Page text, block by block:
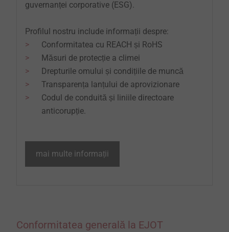
guvernanței corporative (ESG).
Profilul nostru include informații despre:
Conformitatea cu REACH și RoHS
Măsuri de protecție a climei
Drepturile omului și condițiile de muncă
Transparența lanțului de aprovizionare
Codul de conduită și liniile directoare
anticorupție.
mai multe informații
Conformitatea generală la EJOT